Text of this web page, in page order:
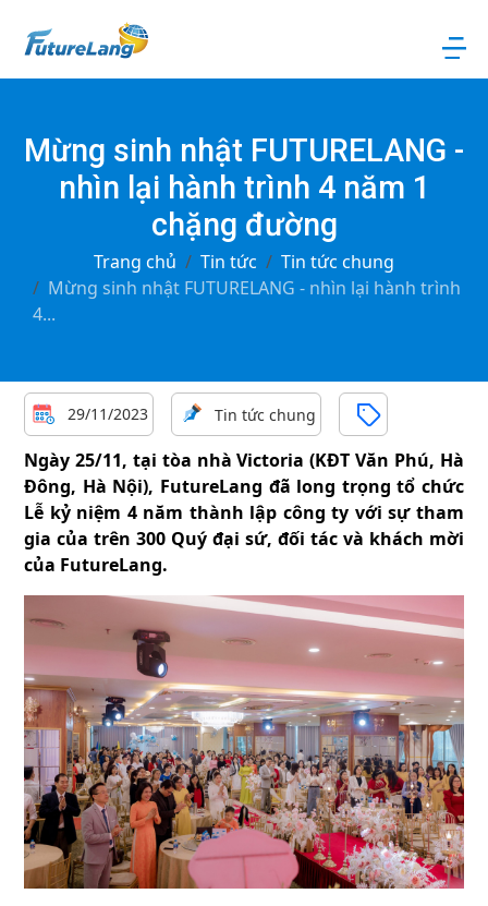
Mừng sinh nhật FUTURELANG -
nhìn lại hành trình 4 năm 1
chặng đường
Trang chủ Tin tức
Tin tức chung
Mừng sinh nhật FUTURELANG - nhìn lại hành trình
4...
29/11/2023 Tin tức chung
Ngày 25/11, tại tòa nhà Victoria (KĐT Văn Phú, Hà
Đông, Hà Nội), FutureLang đã long trọng tổ chức
Lễ kỷ niệm 4 năm thành lập công ty với sự tham
gia của trên 300 Quý đại sứ, đối tác và khách mời
của FutureLang.